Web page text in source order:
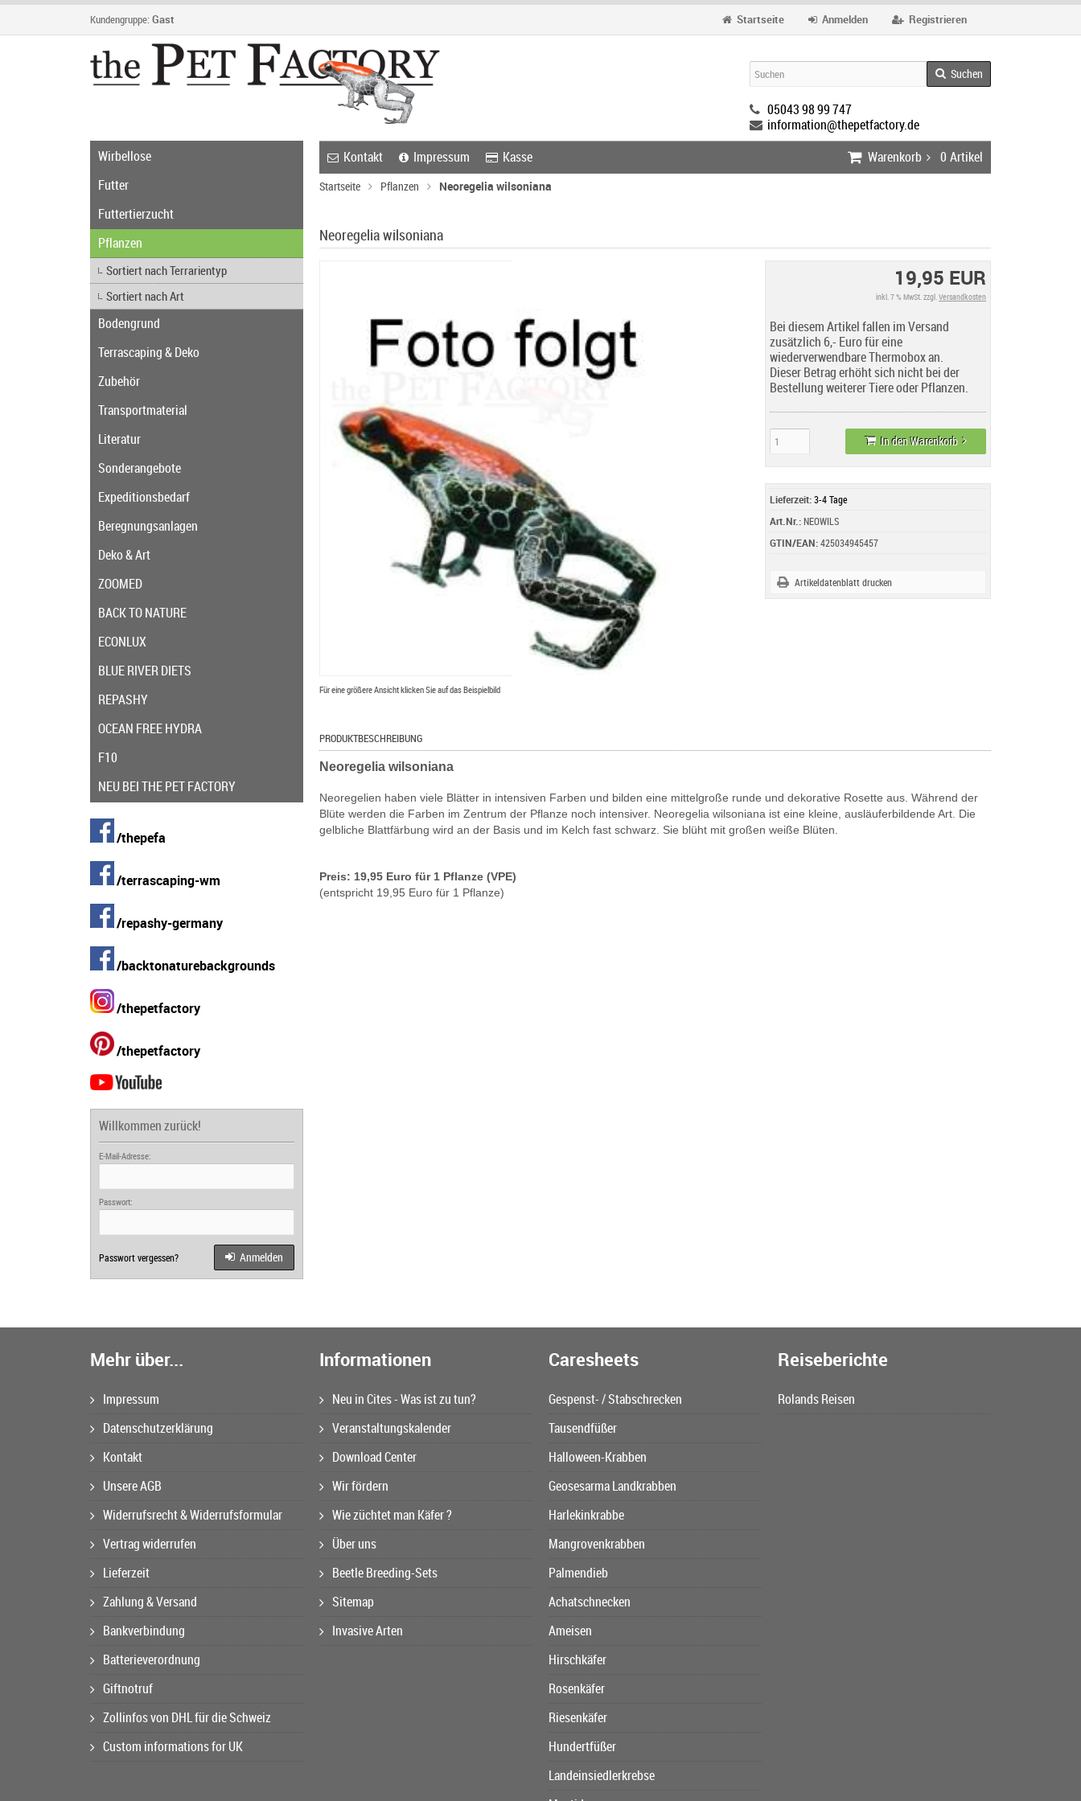
Kundengruppe: Gast Registrieren
Anmelden
Startseite
Suchen
05043 98 99 747
information@thepetfactory.de
Kontakt
Impressum Kasse Warenkorb 0 Artikel
Startseite Pflanzen Neoregelia wilsoniana
Neoregelia wilsoniana
Für eine größere Ansicht klicken Sie auf das Beispielbild
19,95 EUR
inkl. 7 % MwSt. zzgl.Versandkosten
Bei diesem Artikel fallen im Versand
zusätzlich 6,- Euro für eine
wiederverwendbare Thermobox an.
Dieser Betrag erhöht sich nicht bei der
Bestellung weiterer Tiere oder Pflanzen.
In den Warenkorb
Lieferzeit:3-4 Tage
Art.Nr.:NEOWILS
GTIN/EAN:425034945457
Artikeldatenblatt drucken
PRODUKTBESCHREIBUNG
Neoregelia wilsoniana
Neoregelien haben viele Blätter in intensiven Farben und bilden eine mittelgroße runde und dekorative Rosette aus. Während der
Blüte werden die Farben im Zentrum der Pflanze noch intensiver. Neoregelia wilsoniana ist eine kleine, ausläuferbildende Art. Die
gelbliche Blattfärbung wird an der Basis und im Kelch fast schwarz. Sie blüht mit großen weiße Blüten.
Preis: 19,95 Euro für 1 Pflanze (VPE)
(entspricht 19,95 Euro für 1 Pflanze)
Wirbellose
Futter
Futtertierzucht
Pflanzen
Sortiert nach Terrarientyp
Sortiert nach Art
Bodengrund
Terrascaping & Deko
Zubehör
Transportmaterial
Literatur
Sonderangebote
Expeditionsbedarf
Beregnungsanlagen
Deko & Art
ZOOMED
BACK TO NATURE
ECONLUX
BLUE RIVER DIETS
REPASHY
OCEAN FREE HYDRA
F10
NEU BEI THE PET FACTORY
/thepefa
/terrascaping-wm
/repashy-germany
/backtonaturebackgrounds
/thepetfactory
/thepetfactory
Willkommen zurück!
E-Mail-Adresse:
Passwort:
Passwort vergessen? Anmelden
Mehr über...
Impressum
Datenschutzerklärung
Kontakt
Unsere AGB
Widerrufsrecht & Widerrufsformular
Vertrag widerrufen
Lieferzeit
Zahlung & Versand
Bankverbindung
Batterieverordnung
Giftnotruf
Zollinfos von DHL für die Schweiz
Custom informations for UK
Informationen
Neu in Cites - Was ist zu tun?
Veranstaltungskalender
Download Center
Wir fördern
Wie züchtet man Käfer ?
Über uns
Beetle Breeding-Sets
Sitemap
Invasive Arten
Caresheets
Gespenst- / Stabschrecken
Tausendfüßer
Halloween-Krabben
Geosesarma Landkrabben
Harlekinkrabbe
Mangrovenkrabben
Palmendieb
Achatschnecken
Ameisen
Hirschkäfer
Rosenkäfer
Riesenkäfer
Hundertfüßer
Landeinsiedlerkrebse
Reiseberichte
Rolands Reisen